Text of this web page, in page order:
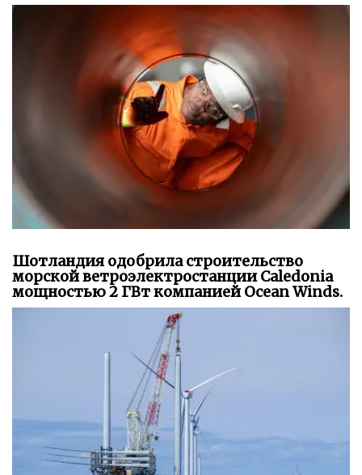
Шотландия одобрила строительство
морской ветроэлектростанции Caledonia
мощностью 2 ГВт компанией Ocean Winds.